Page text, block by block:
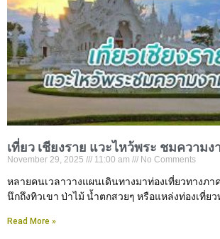
เที่ยว เชียงราย แวะไหว้พระ ชมความง
November 29, 2025 11:00 am No Comments
หลายคนเวลาวางแผนเดินทางมาท่องเที่ยวทางภา
นึกถึงทิวเขา ป่าไม้ น้ำตกสวยๆ หรือแหล่งท่องเที่ย
Read More »